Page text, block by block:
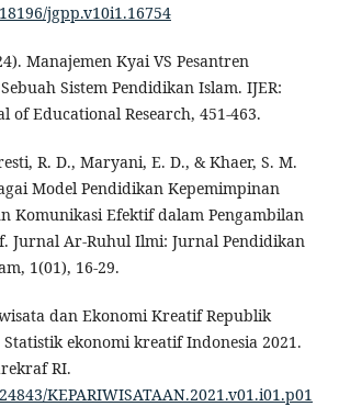
jgpp.v10i1.16754
Manajemen Kyai VS Pesantren
Sistem Pendidikan Islam. IJER:
of Educational Research, 451-463.
R. D., Maryani, E. D., & Khaer, S. M.
Model Pendidikan Kepemimpinan
Komunikasi Efektif dalam Pengambilan
Jurnal Ar-Ruhul Ilmi: Jurnal Pendidikan
1(01), 16-29.
dan Ekonomi Kreatif Republik
ekonomi kreatif Indonesia 2021.
RI.
KEPARIWISATAAN.2021.v01.i01.p01